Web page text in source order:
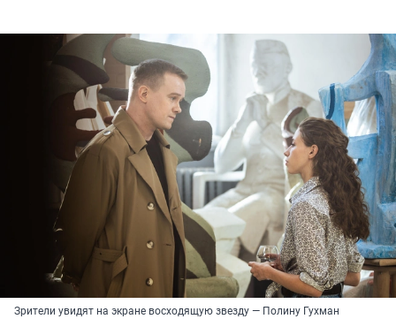
Зрители увидят на экране восходящую звезду — Полину Гухман